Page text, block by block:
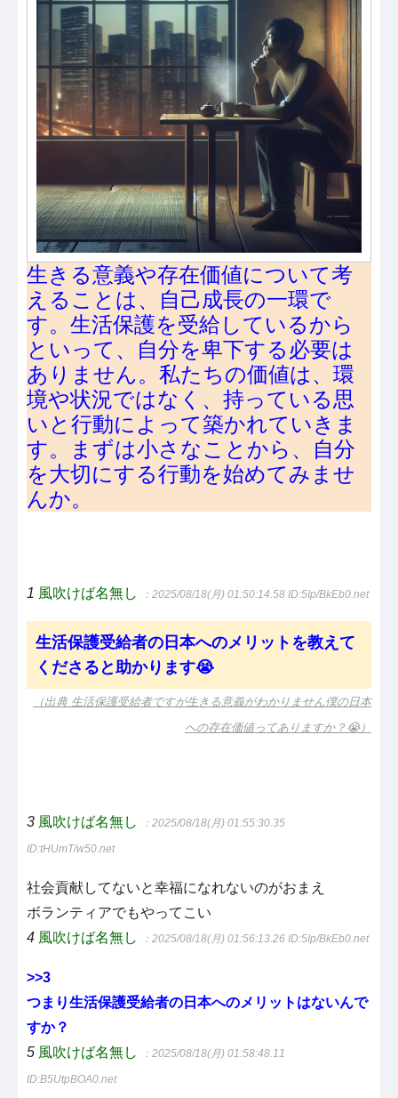
生きる意義や存在価値について考
えることは、自己成長の一環で
す。生活保護を受給しているから
といって、自分を卑下する必要は
ありません。私たちの価値は、環
境や状況ではなく、持っている思
いと行動によって築かれていきま
す。まずは小さなことから、自分
を大切にする行動を始めてみませ
んか。
1 風吹けば名無し ：2025/08/18(月) 01:50:14.58 ID:5Ip/BkEb0.net
生活保護受給者の日本へのメリットを教えて
くださると助かります😭
（出典 生活保護受給者ですが生きる意義がわかりません僕の日本
への存在価値ってありますか？😭）
3 風吹けば名無し ：2025/08/18(月) 01:55:30.35
ID:tHUmT/w50.net
社会貢献してないと幸福になれないのがおまえ
ボランティアでもやってこい
4 風吹けば名無し ：2025/08/18(月) 01:56:13.26 ID:5Ip/BkEb0.net
>>3
つまり生活保護受給者の日本へのメリットはないんで
すか？
5 風吹けば名無し ：2025/08/18(月) 01:58:48.11
ID:B5UtpBOA0.net